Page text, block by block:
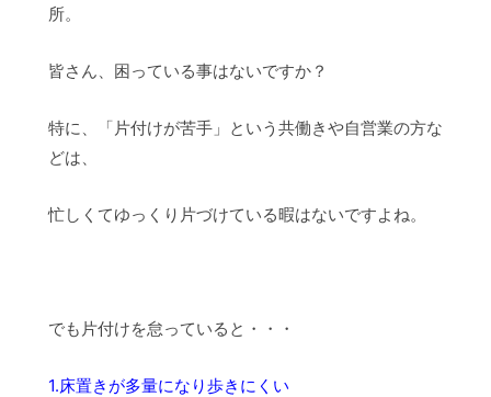
所。
皆さん、困っている事はないですか？
特に、「片付けが苦手」という共働きや自営業の方な
どは、
忙しくてゆっくり片づけている暇はないですよね。
でも片付けを怠っていると・・・
1.床置きが多量になり歩きにくい